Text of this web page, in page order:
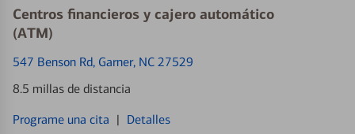
Centros financieros y cajero automático
(ATM)
547 Benson Rd, Garner, NC 27529
8.5 millas de distancia
Programe una cita | Detalles